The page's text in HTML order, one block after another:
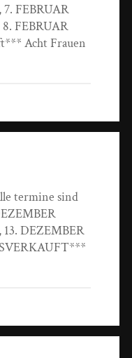
FEBRUAR
FEBRUAR
Acht Frauen
termine sind
DEZEMBER